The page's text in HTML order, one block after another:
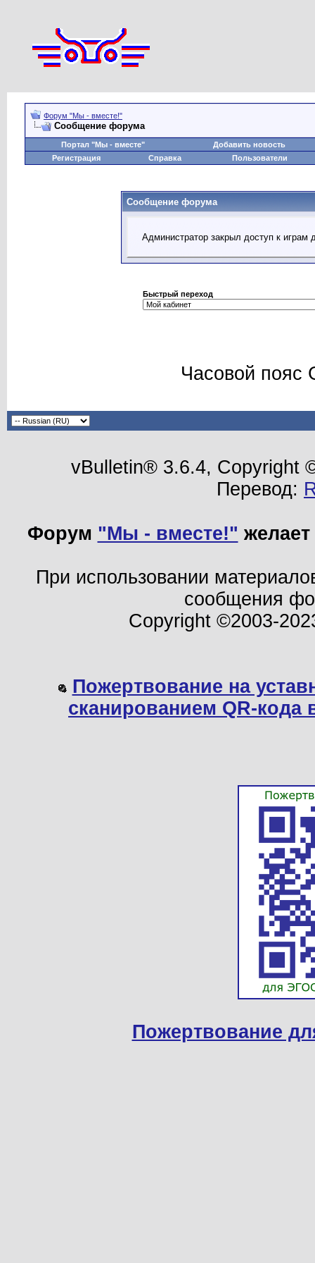
Форум "Мы - вместе!"
Сообщение форума
Портал "Мы - вместе"
Добавить новость
Регистрация
Справка Пользователи
Сообщение форума
Администратор закрыл доступ к играм
Быстрый переход
Часовой пояс
vBulletin® 3.6.4, Copyright
Перевод:
Форум "Мы - вместе!"
При использовании
сообщения
Copyright ©2003-
Пожертвование на
сканированием QR-
Пожертвование